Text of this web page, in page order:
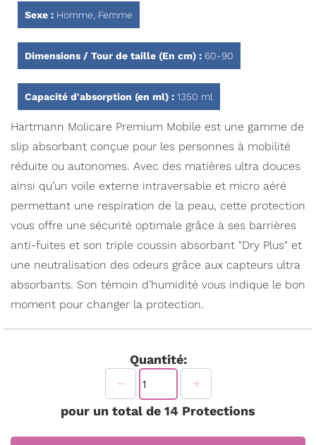
Sexe : Homme, Femme
Dimensions / Tour de taille (En cm) : 60-90
Capacité d'absorption (en ml) : 1350 ml
Hartmann Molicare Premium Mobile est une gamme de
slip absorbant conçue pour les personnes à mobilité
réduite ou autonomes. Avec des matières ultra douces
ainsi qu’un voile externe intraversable et micro aéré
permettant une respiration de la peau, cette protection
vous offre une sécurité optimale grâce à ses barrières
anti-fuites et son triple coussin absorbant "Dry Plus" et
une neutralisation des odeurs grâce aux capteurs ultra
absorbants. Son témoin d’humidité vous indique le bon
moment pour changer la protection.
Quantité:
pour un total de 14 Protections